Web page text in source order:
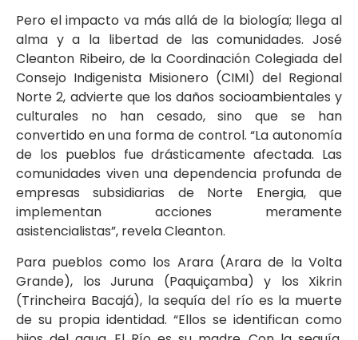
Pero el impacto va más allá de la biología; llega al
alma y a la libertad de las comunidades. José
Cleanton Ribeiro, de la Coordinación Colegiada del
Consejo Indigenista Misionero (CIMI) del Regional
Norte 2, advierte que los daños socioambientales y
culturales no han cesado, sino que se han
convertido en una forma de control. “La autonomía
de los pueblos fue drásticamente afectada. Las
comunidades viven una dependencia profunda de
empresas subsidiarias de Norte Energia, que
implementan acciones meramente
asistencialistas”, revela Cleanton.
Para pueblos como los Arara (Arara de la Volta
Grande), los Juruna (Paquiçamba) y los Xikrin
(Trincheira Bacajá), la sequía del río es la muerte
de su propia identidad. “Ellos se identifican como